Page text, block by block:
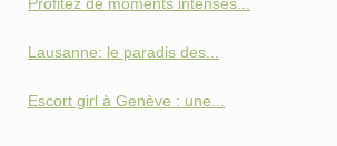
Profitez de moments intenses...
Lausanne: le paradis des...
Escort girl à Genève : une...